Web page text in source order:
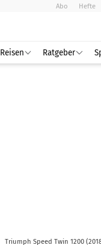
Abo Hefte
Reisen Ratgeber
Triumph Speed Twin 1200